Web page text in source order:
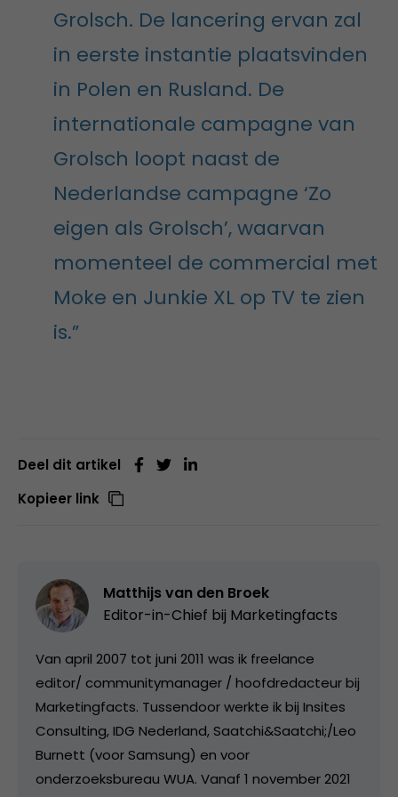
Grolsch. De lancering ervan zal
in eerste instantie plaatsvinden
in Polen en Rusland. De
internationale campagne van
Grolsch loopt naast de
Nederlandse campagne ‘Zo
eigen als Grolsch’, waarvan
momenteel de commercial met
Moke en Junkie XL op TV te zien
is.”
Deel dit artikel
Kopieer link
Matthijs van den Broek
Editor-in-Chief bij Marketingfacts
Van april 2007 tot juni 2011 was ik freelance
editor/ communitymanager / hoofdredacteur bij
Marketingfacts. Tussendoor werkte ik bij Insites
Consulting, IDG Nederland, Saatchi&Saatchi;/Leo
Burnett (voor Samsung) en voor
onderzoeksbureau WUA. Vanaf 1 november 2021